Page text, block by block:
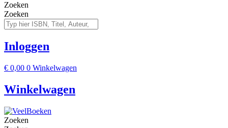
Zoeken
Zoeken
Inloggen
€ 0,00 0 Winkelwagen
Winkelwagen
Zoeken